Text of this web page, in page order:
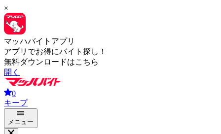
×
マッハバイトアプリ
アプリでお得にバイト探し！
無料ダウンロードはこちら
開く
0
キープ
メニュー